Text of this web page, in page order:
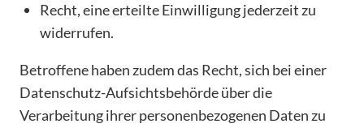
Recht, eine erteilte Einwilligung jederzeit zu
widerrufen.
Betroffene haben zudem das Recht, sich bei einer
Datenschutz-Aufsichtsbehörde über die
Verarbeitung ihrer personenbezogenen Daten zu